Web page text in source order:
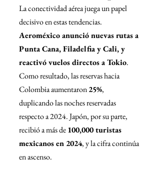
La conectividad aérea juega un papel
decisivo en estas tendencias.
Aeroméxico anunció nuevas rutas a
Punta Cana, Filadelfia y Cali, y
reactivó vuelos directos a Tokio.
Como resultado, las reservas hacia
Colombia aumentaron 25%,
duplicando las noches reservadas
respecto a 2024. Japón, por su parte,
recibió a más de 100,000 turistas
mexicanos en 2024, y la cifra continúa
en ascenso.